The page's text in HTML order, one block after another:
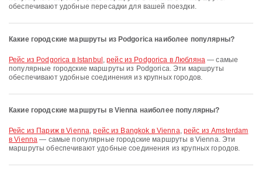
обеспечивают удобные пересадки для вашей поездки.
Какие городские маршруты из Podgorica наиболее популярны?
рейс из Podgorica в Istanbul ,рейс из Podgorica в Любляна— самые
популярные городские маршруты из Podgorica. Эти маршруты
обеспечивают удобные соединения из крупных городов.
Какие городские маршруты в Vienna наиболее популярны?
рейс из Париж в Vienna,рейс из Bangkok в Vienna,рейс из Amsterdam
в Vienna — самые популярные городские маршруты в Vienna. Эти
маршруты обеспечивают удобные соединения из крупных городов.